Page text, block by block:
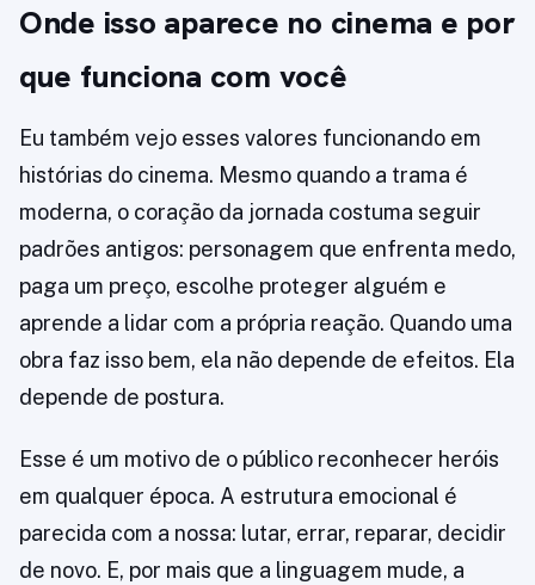
Onde isso aparece no cinema e por
que funciona com você
Eu também vejo esses valores funcionando em
histórias do cinema. Mesmo quando a trama é
moderna, o coração da jornada costuma seguir
padrões antigos: personagem que enfrenta medo,
paga um preço, escolhe proteger alguém e
aprende a lidar com a própria reação. Quando uma
obra faz isso bem, ela não depende de efeitos. Ela
depende de postura.
Esse é um motivo de o público reconhecer heróis
em qualquer época. A estrutura emocional é
parecida com a nossa: lutar, errar, reparar, decidir
de novo. E, por mais que a linguagem mude, a